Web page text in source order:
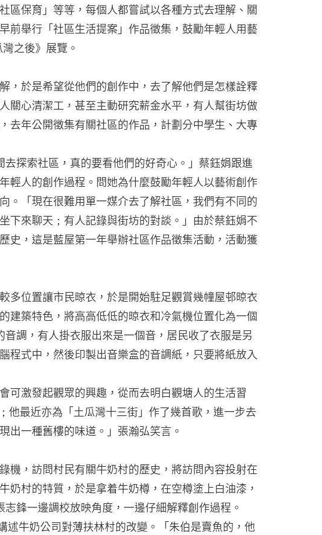
區保育」等等，每個人都嘗試以各種方式去理解、關
前舉行「社區生活提案」作品徵集，鼓勵年輕人用藝
之後》展覽。
，於是希望從他們的創作中，去了解他們是怎樣詮釋
關心清潔工，甚至主動研究薪金水平，有人幫街坊做
去年公開徵集有關社區的作品，計劃分中學生、大專
探索社區，真的要看他們的好奇心。」蔡鈺娟跟進
輕人的創作過程。問她為什麼鼓勵年輕人以藝術創作
。「現在很難用單一媒介去了解社區，我們有不同的
下來聊天；有人記錄與街坊的對談。」由於蔡鈺娟不
史，這是藍屋第一年舉辦社區作品徵集活動，活動獲
多位置讓市民晾衣，於是開始駐足觀賞幾幢屋邨晾衣
建築特色，將高高低低的晾衣和冷氣機位置化為一個
調，有人掛衣服出來是一個音，居民收了衣服是另
程式中，然後印製出音樂盒的音調紙，只要將紙放入
可激發起觀眾的興趣，從而去明白觀塘人的生活習
最近亦為「土瓜灣十三街」作了幾首歌，進一步去
出一種舊樓的味道。」張瀚弘笑言。
機，訪問村民有關牛奶村的歷史，將訪問內容投射在
村的特質，於是拿着牛奶樽，在空樽塗上白油漆，
鋒一邊調校放映角度，一邊仔細解釋創作過程。
牛奶公司對薄扶林村的改變。「朱伯是賣魚的，他